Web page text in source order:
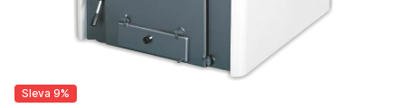
Sleva 9%